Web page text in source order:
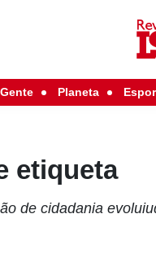
Gente Planeta
etiqueta
de cidadania